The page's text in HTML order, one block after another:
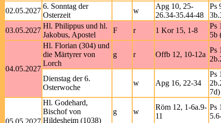
02.05.2027
6. Sonntag der
Osterzeit
w
Apg 10, 25-
26.34-35.44-48
Ps
03.05.2027
Hl. Philippus und hl.
Jakobus, Apostel
F r 1 Kor 15, 1-8
Ps
5b
04.05.2027
Hl. Florian (304) und
die Märtyrer von
Lorch
g r Offb 12, 10-12a
Ps
Dienstag der 6.
Osterwoche
w Apg 16, 22-34
Ps
7d)
05.05.2027
Hl. Godehard,
Bischof von
Hildesheim (1038)
g w
Röm 12, 1-6a.9-
11
Ps